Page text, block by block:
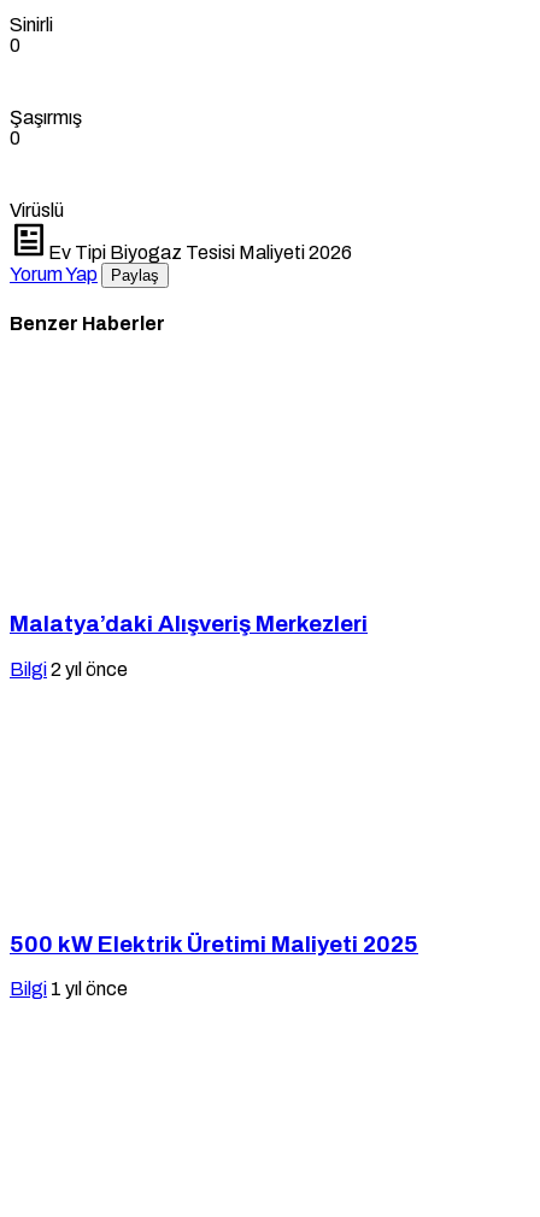
Sinirli
0
Şaşırmış
0
Virüslü
Ev Tipi Biyogaz Tesisi Maliyeti 2026
Yorum Yap
Paylaş
Benzer Haberler
Malatya’daki Alışveriş Merkezleri
Bilgi2 yıl önce
500 kW Elektrik Üretimi Maliyeti 2025
Bilgi 1 yıl önce